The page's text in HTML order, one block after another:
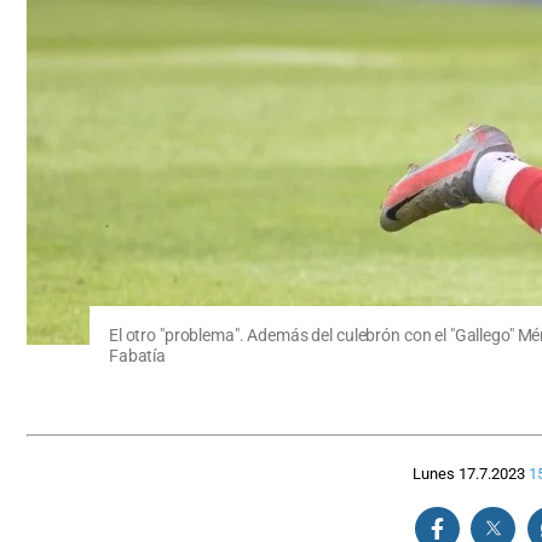
El otro "problema". Además del culebrón con el "Gallego"
Fabatía
Lunes 17.7.2023